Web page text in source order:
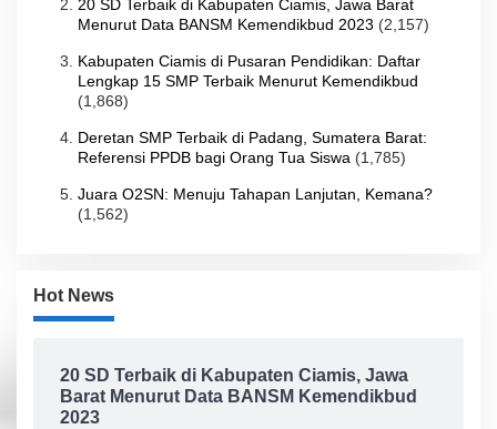
20 SD Terbaik di Kabupaten Ciamis, Jawa Barat
Menurut Data BANSM Kemendikbud 2023 (2,157)
Kabupaten Ciamis di Pusaran Pendidikan: Daftar
Lengkap 15 SMP Terbaik Menurut Kemendikbud
(1,868)
Deretan SMP Terbaik di Padang, Sumatera Barat:
Referensi PPDB bagi Orang Tua Siswa (1,785)
Juara O2SN: Menuju Tahapan Lanjutan, Kemana?
(1,562)
Hot News
20 SD Terbaik di Kabupaten Ciamis, Jawa
Barat Menurut Data BANSM Kemendikbud
2023